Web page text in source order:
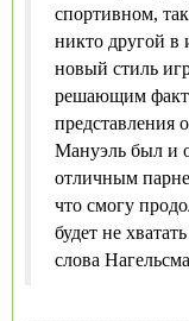
спортивном,
никто другой в
новый стиль
решающим
представления
Мануэль был и
отличным
что смогу
будет не
слова